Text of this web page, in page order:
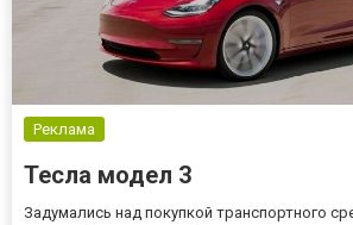
Реклама
Тесла модел 3
Задумались над покупкой транспортного